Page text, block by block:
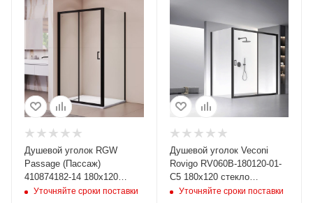
Душевой уголок RGW
Passage (Пассаж)
410874182-14 180х120
стекло прозрачное
Уточняйте сроки поставки
Душевой уголок Veconi
Rovigo RV060B-180120-01-
C5 180х120 стекло
прозрачное профиль
Уточняйте сроки поставки